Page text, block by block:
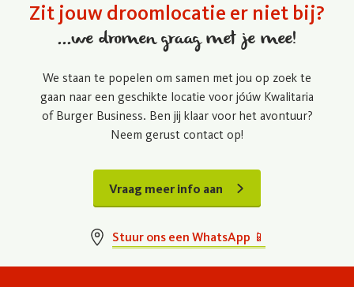
Zit jouw droomlocatie er niet bij?
...we dromen graag met je mee!
We staan te popelen om samen met jou op zoek te
gaan naar een geschikte locatie voor jóúw Kwalitaria
of Burger Business. Ben jij klaar voor het avontuur?
Neem gerust contact op!
Vraag meer info aan
Stuur ons een WhatsApp 📱